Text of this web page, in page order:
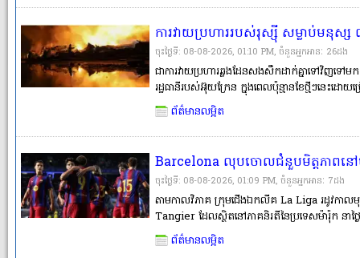
ការវាយប្រហាររបស់រុស្ស៉ី សម្លាប់មនុស្ស
ចុះថ្ងៃទី: 08-08-2026, 01:10 PM, ចំនួនអ្នកអានៈ​ 26ដង
ជាការវាយប្រហារឆ្លងដែនសងសឹកដាក់គ្នាទៅវិញទៅម
រដ្ឋធានីរបស់អ៊ុយក្រែន ក្នុងពេលប៉ុន្មានខែថ្មីៗនេះដ
ចាប់។ លោក Tymur Tkachenko ជាប្រធានរដ្ឋ
ក្នុងនោះមានកុមារម្នាក់ត្រូ
ព័ត៌មានលម្អិត
Barcelona លុបចោលជំនួបមិត្តភាពនៅ
កើតឡើងយ៉ាងក្តៅគគុក
ចុះថ្ងៃទី: 08-08-2026, 01:09 PM, ចំនួនអ្នកអានៈ​ 7ដង
តាមកាលវិភាគ ក្រុមជើងឯកលីគ La Liga រដូវកា
Tangier ដែលស្ថិតនៅភាគនិរតីនៃប្រទេសម៉ារ៉ុក នាថ្
រដូវកាលថ្មីរបស់ពួកគេ។ ក្លិបបាល់ទាត់អាជីព FC
កម្មវិធីប្រកួតកំដៅសាច់ដុំរបស់ពួកគេត្រៀមបើករដូវកា
ព័ត៌មានលម្អិត